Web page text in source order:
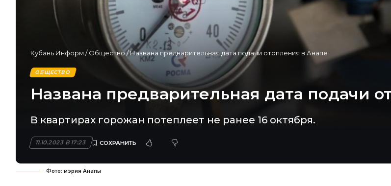
Кубань Информ /Общество/Названа предварительная дата подачи отопления в Анапе
ОБЩЕСТВО
Названа предварительная дата подачи
В квартирах горожан потеплеет не ранее 16 октября.
11.10.2023 В 17:23
Фото: мэрия Анапы